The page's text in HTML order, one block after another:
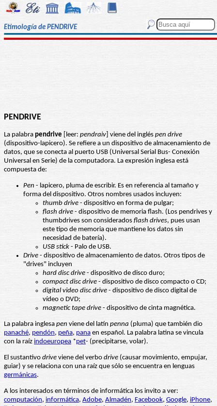
Etimología de PENDRIVE
PENDRIVE
La palabra pendrive [leer: pendraiv ] viene del inglés pen drive
(dispositivo-lapicero). Se refiere a un dispositivo de almacenamiento de
datos, que se conecta al puerto USB (Universal Serial Bus- Conexión
Universal en Serie) de la computadora. La expresión inglesa está
compuesta de:
Pen - lapicero, pluma de escribir. Es en referencia al tamaño y
forma del dispositivo. Otros nombres usados incluyen:
thumb drive - dispositivo en forma de pulgar;
flash drive - dispositivo de memoria flash. (Los pendrives y
thumbdrives son considerados flash drives, pues usan
este tipo de memoria que mantiene los datos sin
necesidad de batería).
USB stick - Palo de USB.
Drive - dispositivo de almacenamiento de datos. Otros tipos de
"drives" incluyen
hard disc drive - dispositivo de disco duro;
compact disc drive - dispositivo de disco compacto o CD;
digital video disc drive - dispositivo de disco digital de
vídeo o DVD;
magnetic tape drive - dispositivo de cinta magnética.
La palabra inglesa pen viene del latín penna (pluma) que también dio
panaché, pendón, peña, pana en español. La palabra latina se vincula
con la raíz indoeuropea *pet- (precipitarse, volar).
El sustantivo drive viene del verbo drive (causar movimiento, empujar,
guiar) y se relaciona con una raíz que sólo se encuentra en lenguas
germánicas.
A los interesados en términos de informática los invito a ver:
computación, informática, Adobe, Almadén, Facebook, Google, iPhone,